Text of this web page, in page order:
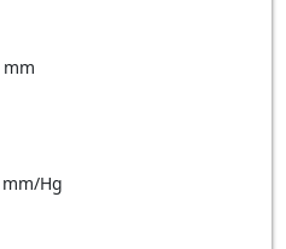
mm
mm/Hg